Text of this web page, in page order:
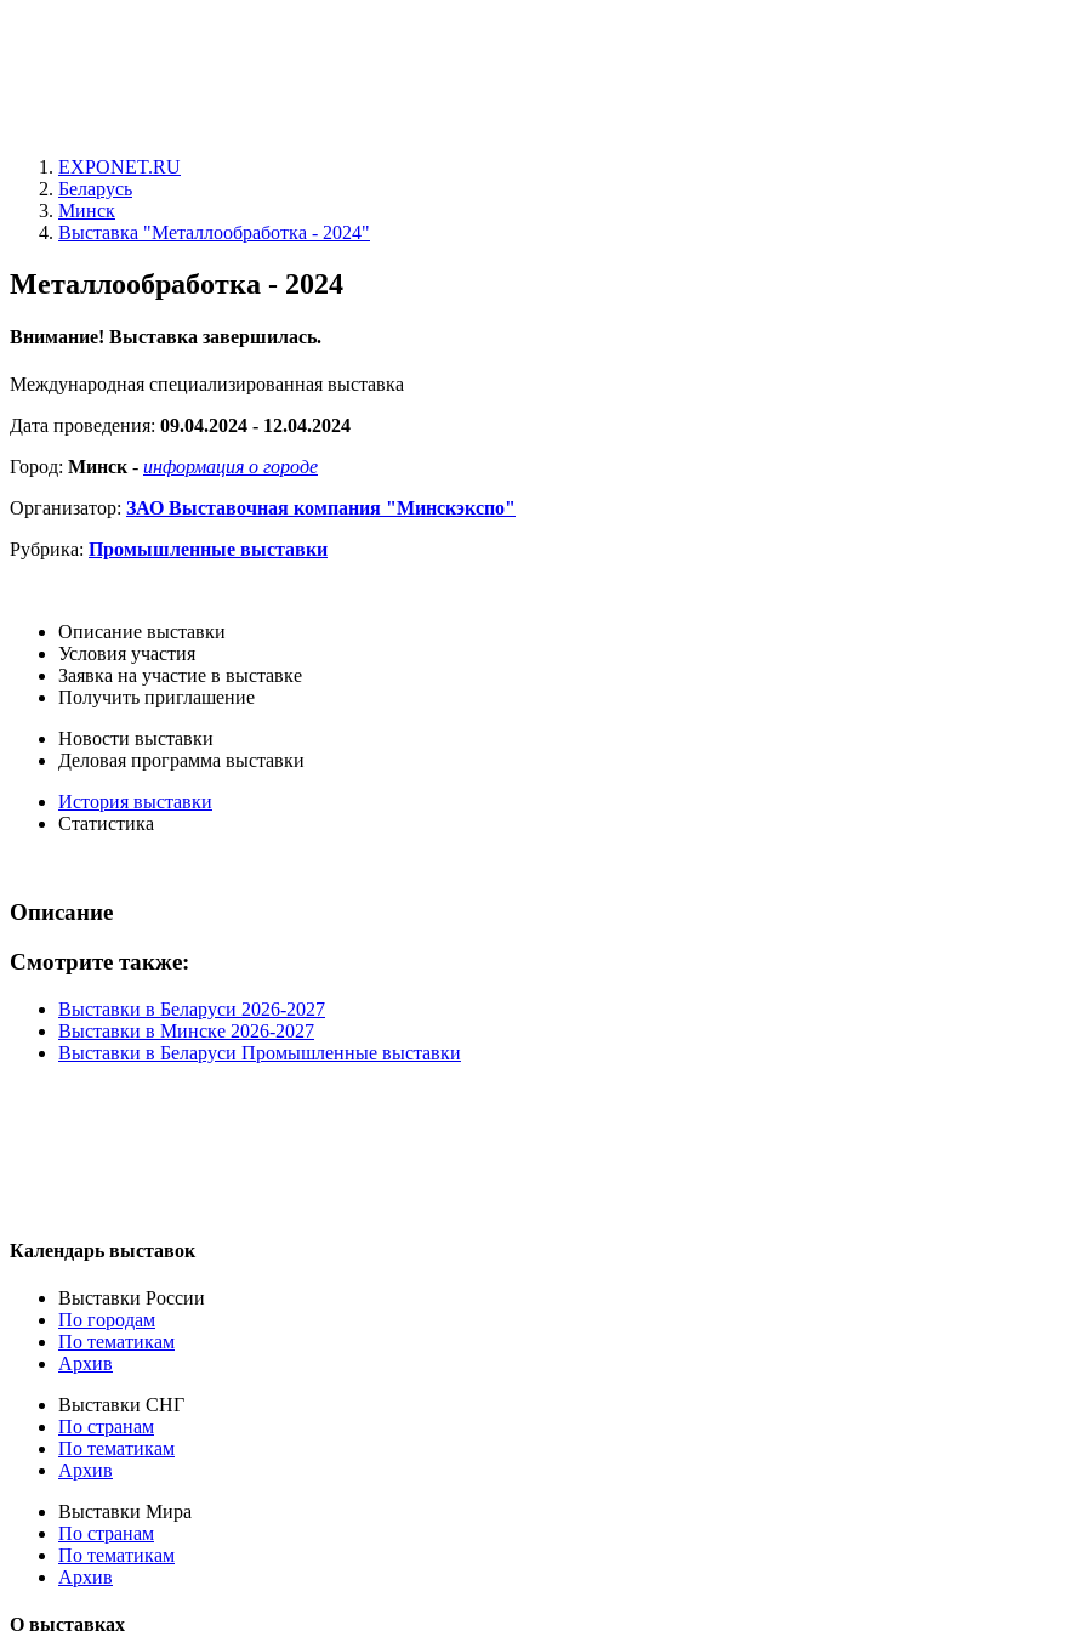
EXPONET.RU
Беларусь
Минск
Выставка "Металлообработка - 2024"
Металлообработка - 2024
Внимание! Выставка завершилась.
Международная специализированная выставка
Дата проведения: 09.04.2024 - 12.04.2024
Город: Минск - информация о городе
Организатор: ЗАО Выставочная компания "Минскэкспо"
Рубрика: Промышленные выставки
Описание выставки
Условия участия
Заявка на участие в выставке
Получить приглашение
Новости выставки
Деловая программа выставки
История выставки
Статистика
Описание
Смотрите также:
Выставки в Беларуси 2026-2027
Выставки в Минске 2026-2027
Выставки в Беларуси Промышленные выставки
Календарь выставок
Выставки России
По городам
По тематикам
Архив
Выставки СНГ
По странам
По тематикам
Архив
Выставки Мира
По странам
По тематикам
Архив
О выставках